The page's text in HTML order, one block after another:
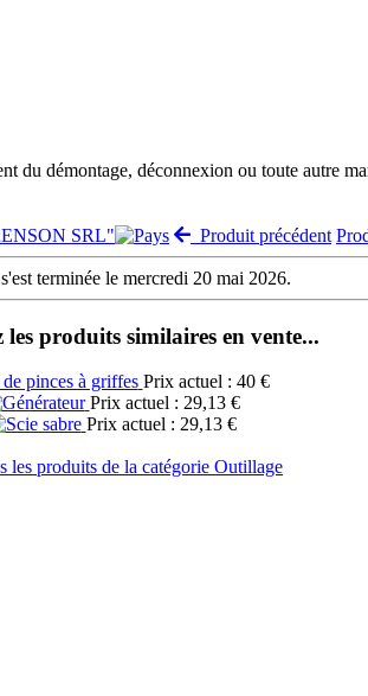
du démontage, déconnexion ou toute autre
SRL"
Produit précédent
terminée le mercredi 20 mai 2026.
les produits similaires en vente...
Prix actuel : 40 €
Prix actuel : 29,13 €
Prix actuel : 29,13 €
les produits de la catégorie Outillage